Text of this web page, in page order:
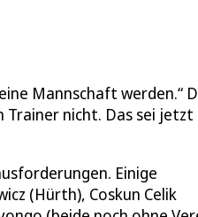
Mannschaft werden.“
nicht. Das sei jetzt
Einige
(Hürth), Coskun Celik